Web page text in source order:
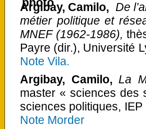
Argibay, Camilo, De
métier politique et
MNEF (1962-1986),
Payre (dir.), Université
Note Vila.
Argibay, Camilo, La
master « sciences des
sciences politiques,
Note Morder